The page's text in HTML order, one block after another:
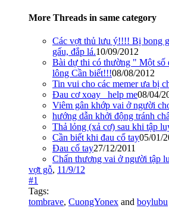
More Threads in same category
Các vợt thủ lưu ý!!!! Bị bong
gấu, đắp lá.10/09/2012
Bài dự thi có thường " Một số
lông Cần biết!!!08/08/2012
Tin vui cho các memer ưa bị
Đau cơ xoay_ help me08/04/
Viêm gân khớp vai ở người
hướng dẫn khởi động tránh
Thả lỏng (xả cơ) sau khi tập
Cần biết khi đau cổ tay05/01/
Đau cố tay27/12/2011
Chấn thương vai ở người tập
vợt gỗ, 11/9/12
#1
Tags:
tombrave, CuongYonex and boylubu